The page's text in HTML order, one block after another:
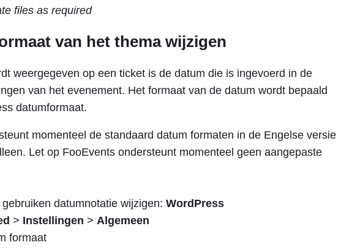
files as required
van het thema wijzigen
weergegeven op een ticket is de datum die is ingevoerd in de
van het evenement. Het formaat van de datum wordt bepaald
datumformaat.
momenteel de standaard datum formaten in de Engelse versie
Let op FooEvents ondersteunt momenteel geen aangepaste
datumnotatie wijzigen: WordPress
> Instellingen > Algemeen